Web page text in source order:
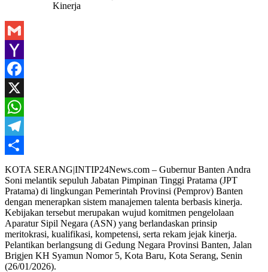
Gmail
Yahoo
Mail
Facebook
X
WhatsApp
Telegram
Share
KOTA SERANG|INTIP24News.com – Gubernur Banten Andra
Soni melantik sepuluh Jabatan Pimpinan Tinggi Pratama (JPT
Pratama) di lingkungan Pemerintah Provinsi (Pemprov) Banten
dengan menerapkan sistem manajemen talenta berbasis kinerja.
Kebijakan tersebut merupakan wujud komitmen pengelolaan
Aparatur Sipil Negara (ASN) yang berlandaskan prinsip
meritokrasi, kualifikasi, kompetensi, serta rekam jejak kinerja.
Pelantikan berlangsung di Gedung Negara Provinsi Banten, Jalan
Brigjen KH Syamun Nomor 5, Kota Baru, Kota Serang, Senin
(26/01/2026).